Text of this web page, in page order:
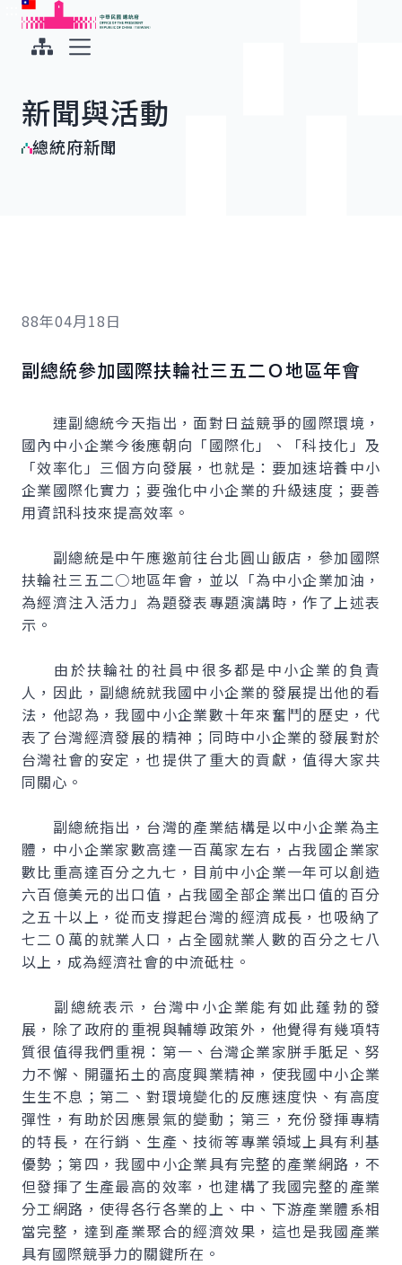
跳到主要內容
中華民國總統府
新聞與活動
總統府新聞
88年04月18日
副總統參加國際扶輪社三五二Ｏ地區年會
連副總統今天指出，面對日益競爭的國際環境，
國內中小企業今後應朝向「國際化」、「科技化」及
「效率化」三個方向發展，也就是：要加速培養中小
企業國際化實力；要強化中小企業的升級速度；要善
用資訊科技來提高效率。
副總統是中午應邀前往台北圓山飯店，參加國際
扶輪社三五二○地區年會，並以「為中小企業加油，
為經濟注入活力」為題發表專題演講時，作了上述表
示。
由於扶輪社的社員中很多都是中小企業的負責
人，因此，副總統就我國中小企業的發展提出他的看
法，他認為，我國中小企業數十年來奮鬥的歷史，代
表了台灣經濟發展的精神；同時中小企業的發展對於
台灣社會的安定，也提供了重大的貢獻，值得大家共
同關心。
副總統指出，台灣的產業結構是以中小企業為主
體，中小企業家數高達一百萬家左右，占我國企業家
數比重高達百分之九七，目前中小企業一年可以創造
六百億美元的出口值，占我國全部企業出口值的百分
之五十以上，從而支撐起台灣的經濟成長，也吸納了
七二０萬的就業人口，占全國就業人數的百分之七八
以上，成為經濟社會的中流砥柱。
副總統表示，台灣中小企業能有如此蓬勃的發
展，除了政府的重視與輔導政策外，他覺得有幾項特
質很值得我們重視：第一、台灣企業家胼手胝足、努
力不懈、開疆拓土的高度興業精神，使我國中小企業
生生不息；第二、對環境變化的反應速度快、有高度
彈性，有助於因應景氣的變動；第三，充份發揮專精
的特長，在行銷、生產、技術等專業領域上具有利基
優勢；第四，我國中小企業具有完整的產業網路，不
但發揮了生產最高的效率，也建構了我國完整的產業
分工網路，使得各行各業的上、中、下游產業體系相
當完整，達到產業聚合的經濟效果，這也是我國產業
具有國際競爭力的關鍵所在。